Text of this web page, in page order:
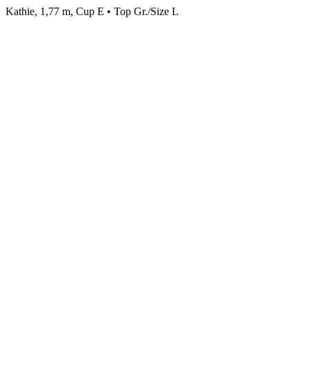
Kathie, 1,77 m, Cup E • Top Gr./Size L